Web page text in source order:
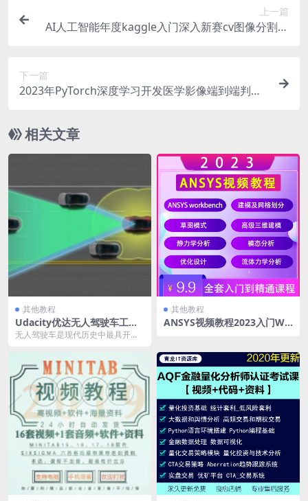
上一篇
AI人工智能年度kaggle入门深入新赛cv图像分割大
下一篇
2023年PyTorch深度学习开发医学影像端到端判别
相关文章
其他教程
Udacity优达无人驾驶车工程
师纳米学位课程第一 二三期视
无人驾驶车是现代历史中最具开创
其他教程
ANSYS视频教程2023入门Wo